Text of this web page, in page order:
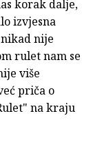
korak dalje,
izvjesna
nije
rulet nam se
više
priča o
na kraju